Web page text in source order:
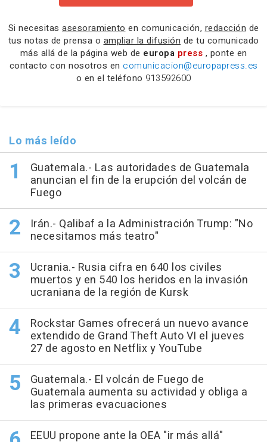
Si necesitas asesoramiento en comunicación, redacción de
tus notas de prensa o ampliar la difusión de tu comunicado
más allá de la página web de europa press , ponte en
contacto con nosotros en comunicacion@europapress.es
o en el teléfono 913592600
Lo más leído
Guatemala.- Las autoridades de Guatemala
anuncian el fin de la erupción del volcán de
Fuego
Irán.- Qalibaf a la Administración Trump: "No
necesitamos más teatro"
Ucrania.- Rusia cifra en 640 los civiles
muertos y en 540 los heridos en la invasión
ucraniana de la región de Kursk
Rockstar Games ofrecerá un nuevo avance
extendido de Grand Theft Auto VI el jueves
27 de agosto en Netflix y YouTube
Guatemala.- El volcán de Fuego de
Guatemala aumenta su actividad y obliga a
las primeras evacuaciones
EEUU propone ante la OEA "ir más allá"